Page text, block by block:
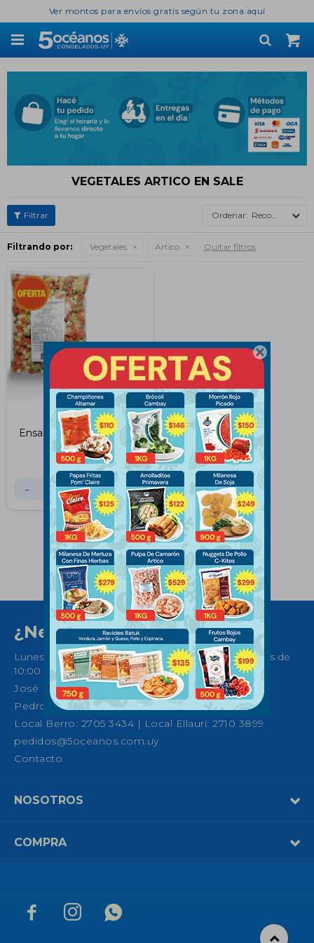

Ver montos para envíos gratis según tu zona aquí

VEGETALES ARTICO EN SALE
Recomendados
Filtrando por: Vegetales Artico Quitar filtros
Ensalada Rusa Artico 1Kg
129 $ 139
- +
  
¿Necesitas ayuda?
Lunes a Sábados de 08:30 a 21:00 horas y Domingos de
10:00 a 14:00
José Ellauri 558, Montevideo
Pedro Fco. Berro 1039, Montevideo
Local Berro: 2705 3434 | Local Ellauri: 2710 3899
pedidos@5oceanos.com.uy
Contacto
NOSOTROS
COMPRA